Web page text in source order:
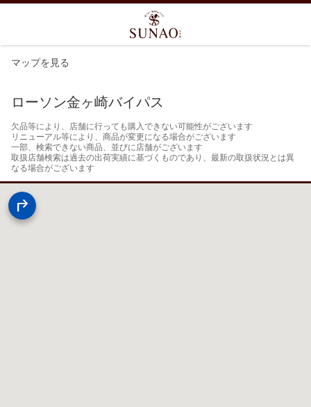
マップを見る
ローソン金ヶ崎バイパス
欠品等により、店舗に行っても購入できない可能性がございます
リニューアル等により、商品が変更になる場合がございます
一部、検索できない商品、並びに店舗がございます
取扱店舗検索は過去の出荷実績に基づくものであり、最新の取扱状況とは異
なる場合がございます